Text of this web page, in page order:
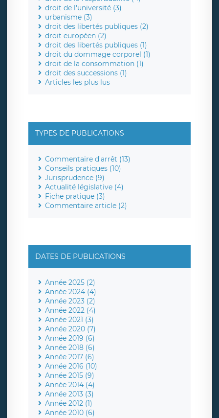
droit de l'université (3)
urbanisme (3)
droit des libertés publiques (2)
droit européen (2)
droit des libertés publiques (1)
droit du dommage corporel (1)
droit de la consommation (1)
droit des successions (1)
Articles les plus lus
TYPES DE PUBLICATIONS
Commentaire d'arrêt (13)
Conseils pratiques (10)
Jurisprudence (9)
Actualité législative (4)
Fiche pratique (3)
Commentaire article (2)
DATES DE PUBLICATIONS
Année 2025 (2)
Année 2024 (4)
Année 2023 (2)
Année 2022 (4)
Année 2021 (3)
Année 2020 (7)
Année 2019 (6)
Année 2018 (6)
Année 2017 (6)
Année 2016 (10)
Année 2015 (9)
Année 2014 (4)
Année 2013 (3)
Année 2012 (1)
Année 2010 (6)